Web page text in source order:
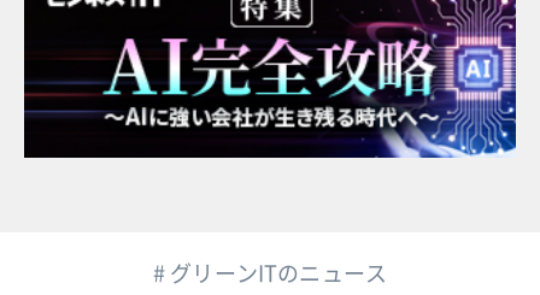
# グリーンITのニュース